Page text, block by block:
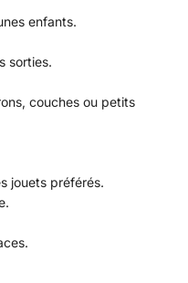
enfants.
sorties.
couches ou petits
jouets préférés.